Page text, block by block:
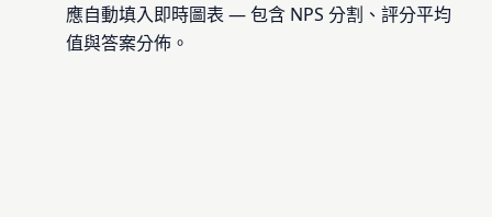
應自動填入即時圖表 — 包含 NPS 分割、評分平均
值與答案分佈。